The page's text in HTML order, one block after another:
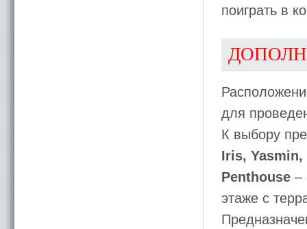
поиграть в
для
К выбору
Iris, Yasmin,
Penthouse –
этаже с